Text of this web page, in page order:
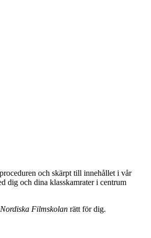
och skärpt till innehållet i vår
dig och dina klasskamrater i centrum
Nordiska Filmskolan rätt för dig.